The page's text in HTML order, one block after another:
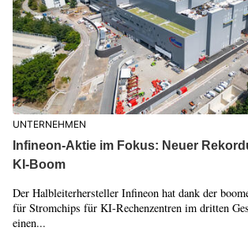
UNTERNEHMEN
Infineon-Aktie im Fokus: Neuer
KI-Boom
Der Halbleiterhersteller Infineon hat dank der
für Stromchips für KI-Rechenzentren im dritten
einen...